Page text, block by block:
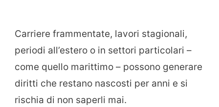
Carriere frammentate, lavori stagionali,
periodi all’estero o in settori particolari –
come quello marittimo – possono generare
diritti che restano nascosti per anni e si
rischia di non saperli mai.